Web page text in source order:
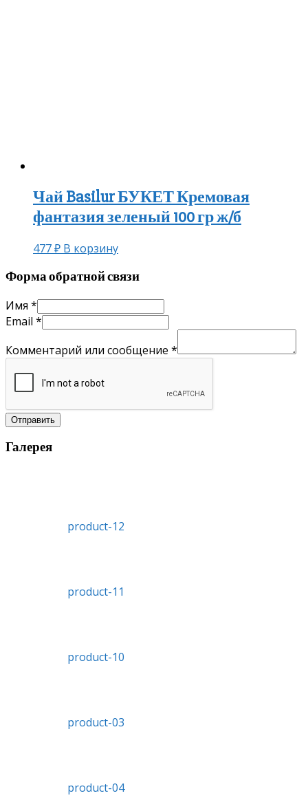
Чай Basilur БУКЕТ Кремовая
фантазия зеленый 100 гр ж/б
477₽ В корзину
Форма обратной связи
Имя *
Email *
Комментарий или сообщение *
Отправить
Галерея
product-12
product-11
product-10
product-03
product-04